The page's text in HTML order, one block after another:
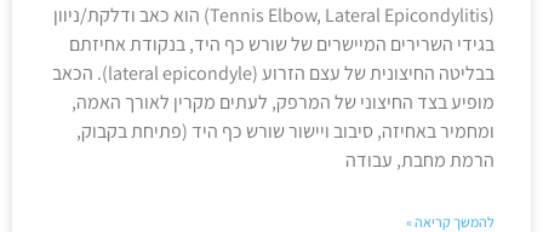
(Tennis Elbow, Lateral Epicondylitis) הוא כאב ודלקת/ניוון
בגידי השרירים המיישרים של שורש כף היד, בנקודת אחיזתם
בבליטה החיצונית של עצם הזרוע (lateral epicondyle). הכאב
מופיע בצד החיצוני של המרפק, לעתים מקרין לאורך האמה,
ומחמיר באחיזה, סיבוב ויישור שורש כף היד (פתיחת בקבוק,
הרמת מחבת, עבודה
להמשך קריאה »